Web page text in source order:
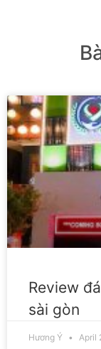
Review
sài gòn
Hương Ý April